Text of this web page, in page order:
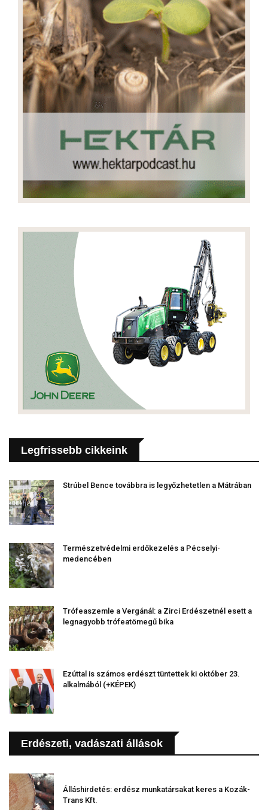
Legfrissebb cikkeink
Strúbel Bence továbbra is legyőzhetetlen a Mátrában
Természetvédelmi erdőkezelés a Pécselyi-
medencében
Trófeaszemle a Vergánál: a Zirci Erdészetnél esett a
legnagyobb trófeatömegű bika
Ezúttal is számos erdészt tüntettek ki október 23.
alkalmából (+KÉPEK)
Erdészeti, vadászati állások
Álláshirdetés: erdész munkatársakat keres a Kozák-
Trans Kft.